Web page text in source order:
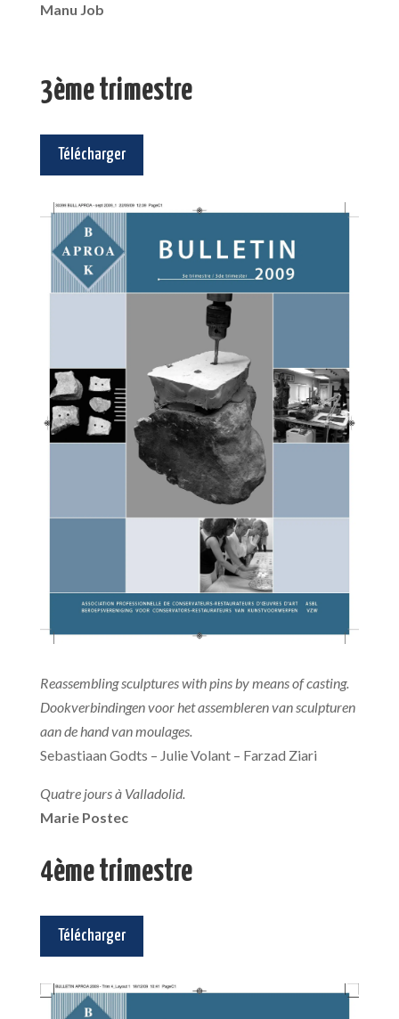
Manu Job
3ème trimestre
Télécharger
Reassembling sculptures with pins by means of casting.
Dookverbindingen voor het assembleren van sculpturen
aan de hand van moulages.
Sebastiaan Godts – Julie Volant – Farzad Ziari
Quatre jours à Valladolid.
Marie Postec
4ème trimestre
Télécharger